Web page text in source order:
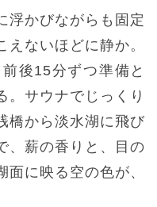
浮かびながらも固定
ないほどに静か。
後15分ずつ準備と
。サウナでじっくり
橋から淡水湖に飛び
、薪の香りと、目の
に映る空の色が、